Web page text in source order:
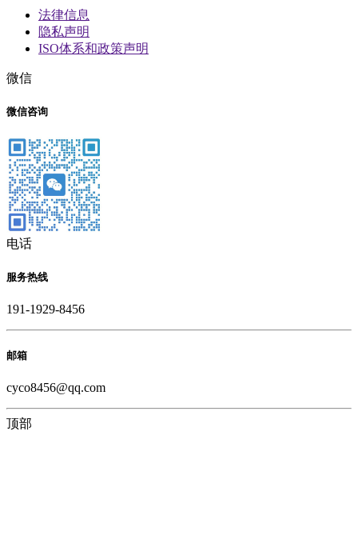
法律信息
隐私声明
ISO体系和政策声明
微信
微信咨询
电话
服务热线
191-1929-8456
邮箱
cyco8456@qq.com
顶部